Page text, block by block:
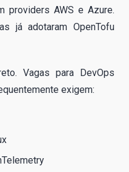
providers AWS e Azure.
já adotaram OpenTofu
Vagas para DevOps
exigem: